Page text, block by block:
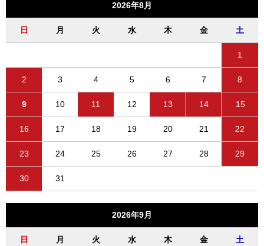
2026年8月
日 月 火 水 木 金 土
1
2 3 4 5 6 7 8
9 10 11 12 13 14 15
16 17 18 19 20 21 22
23 24 25 26 27 28 29
30 31
2026年9月
日 月 火 水 木 金 土